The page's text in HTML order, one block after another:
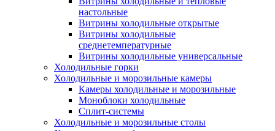
настольные
Витрины холодильные открытые
Витрины холодильные
среднетемпературные
Витрины холодильные универсальные
Холодильные горки
Холодильные и морозильные камеры
Камеры холодильные и морозильные
Моноблоки холодильные
Сплит-системы
Холодильные и морозильные столы